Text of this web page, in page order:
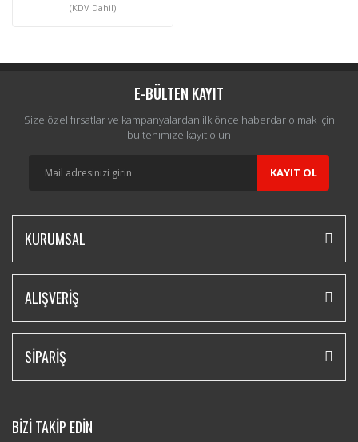
(KDV Dahil)
E-BÜLTEN KAYIT
Size özel fırsatlar ve kampanyalardan ilk önce haberdar olmak için
bültenimize kayıt olun
KAYIT OL
KURUMSAL
ALIŞVERİŞ
SİPARİŞ
BİZİ TAKİP EDİN